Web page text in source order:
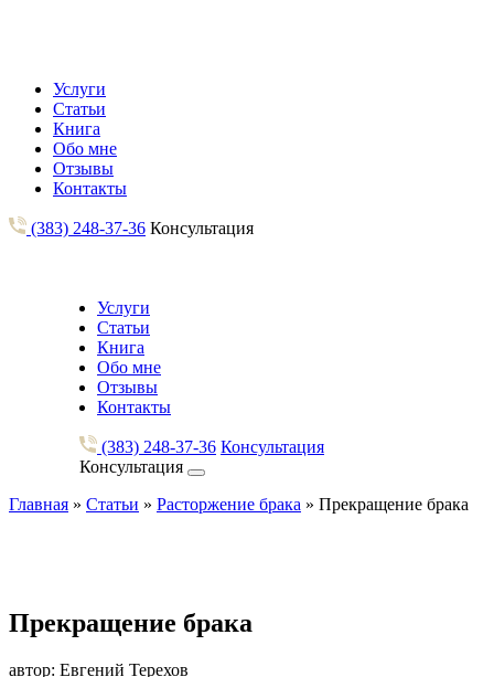
Услуги
Статьи
Книга
Обо мне
Отзывы
Контакты
(383) 248-37-36 Консультация
Услуги
Статьи
Книга
Обо мне
Отзывы
Контакты
(383) 248-37-36 Консультация
Консультация
Главная » Статьи » Расторжение брака » Прекращение брака
Прекращение брака
автор: Евгений Терехов